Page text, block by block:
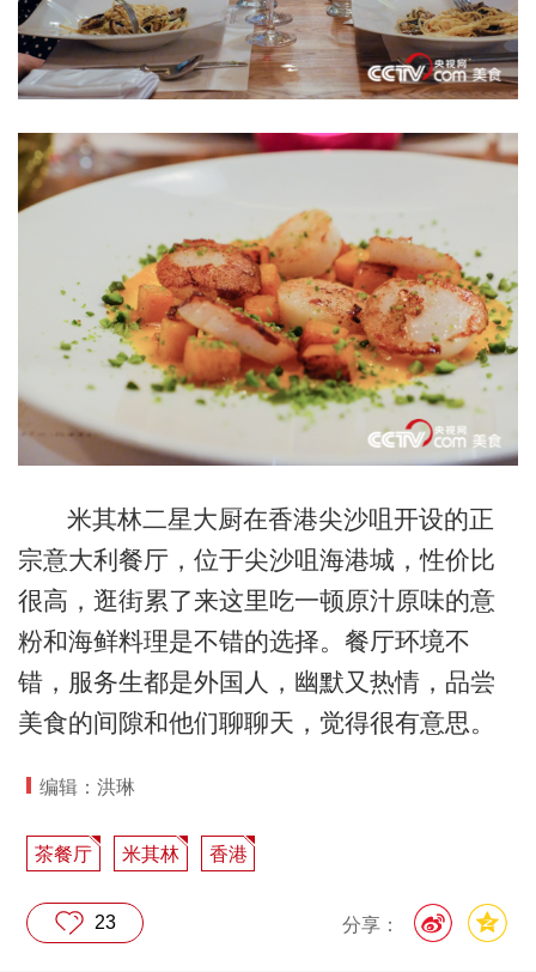
米其林二星大厨在香港尖沙咀开设的正
宗意大利餐厅，位于尖沙咀海港城，性价比
很高，逛街累了来这里吃一顿原汁原味的意
粉和海鲜料理是不错的选择。餐厅环境不
错，服务生都是外国人，幽默又热情，品尝
美食的间隙和他们聊聊天，觉得很有意思。
编辑：洪琳
茶餐厅 米其林 香港
分享：
23